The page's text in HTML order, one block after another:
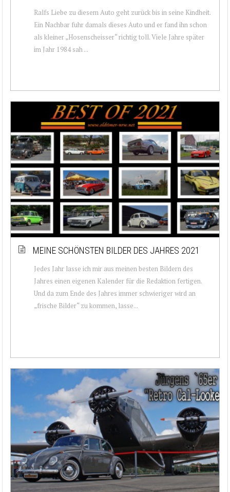
Ralfs Liebe zu diesem Auto geht zurück bis in seine Kindheit.
Ein Nachbar fuhr damals dieses Auto und er fand ihn schon
als kleiner „Hosenscheisser“ richtig toll. Viele Jahre später
im Jahr 1984 sah ...
MEINE SCHÖNSTEN BILDER DES JAHRES 2021
Jedes Jahr lasse ich mir aus meinen besten Bildern des
Jahres einen eigenen Kalender für die Redaktion fertigen.
Und da zum Ende des Jahres immer schwieriger wird an
„frische Bilder“ zu kommen, lasse...